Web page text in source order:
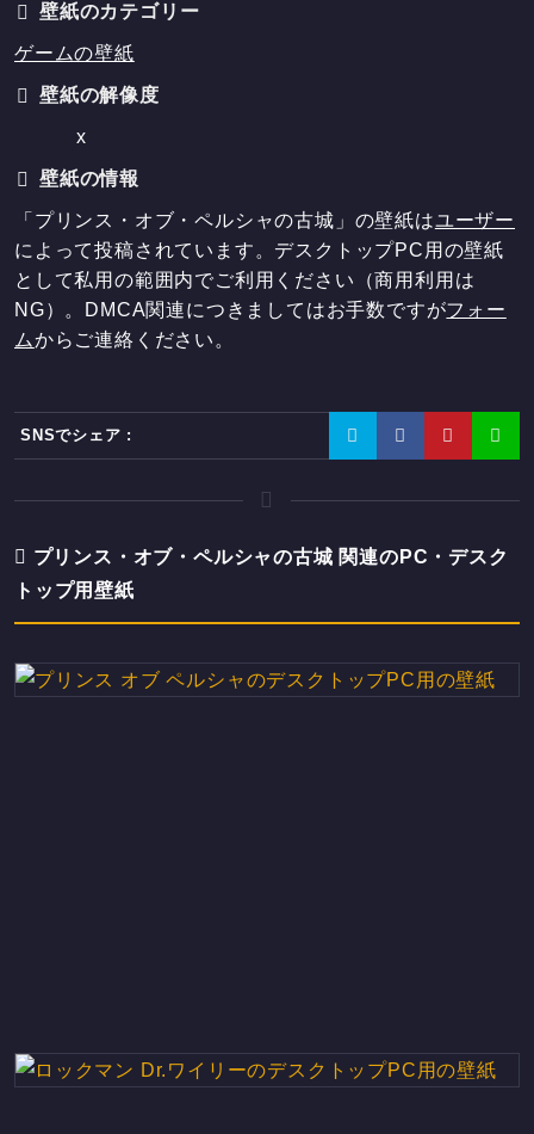
壁紙のカテゴリー
ゲームの壁紙
壁紙の解像度
x
壁紙の情報
「プリンス・オブ・ペルシャの古城」の壁紙はユーザー
によって投稿されています。デスクトップPC用の壁紙
として私用の範囲内でご利用ください（商用利用は
NG）。DMCA関連につきましてはお手数ですがフォー
ムからご連絡ください。
SNSでシェア :
プリンス・オブ・ペルシャの古城 関連のPC・デスク
トップ用壁紙